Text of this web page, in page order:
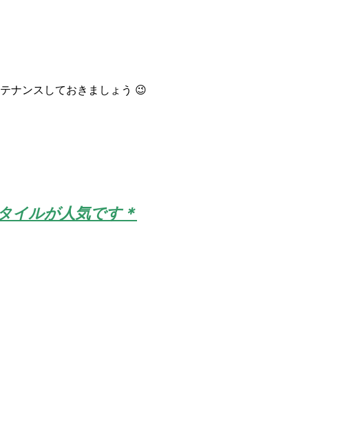
ナンスしておきましょう 😉
イルが人気です＊